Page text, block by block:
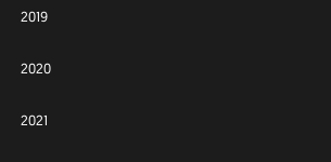
2019
2020
2021